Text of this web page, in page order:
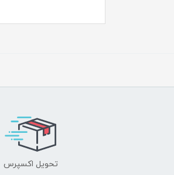
تحویل اکسپرس